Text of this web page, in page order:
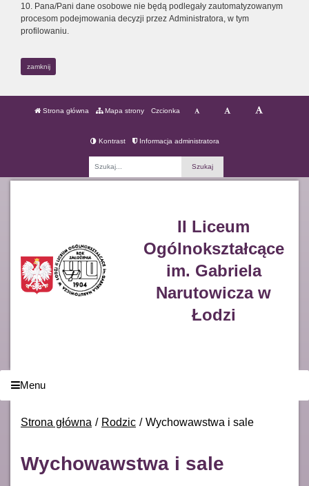
10. Pana/Pani dane osobowe nie będą podlegały zautomatyzowanym
procesom podejmowania decyzji przez Administratora, w tym
profilowaniu.
zamknij
Strona główna Mapa strony Czcionka
Kontrast Informacja administratora
II Liceum
Ogólnokształcące
im. Gabriela
Narutowicza w
Łodzi
Menu
Strona główna Rodzic Wychowawstwa i sale
Wychowawstwa i sale